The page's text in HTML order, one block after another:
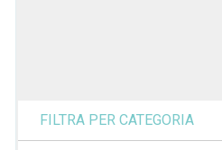
FILTRA PER CATEGORIA